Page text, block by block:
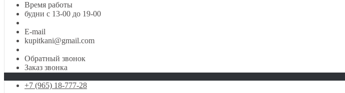
Время работы
будни с 13-00 до 19-00
E-mail
kupitkani@gmail.com
Обратный звонок
Заказ звонка
+7 (965) 18-777-28